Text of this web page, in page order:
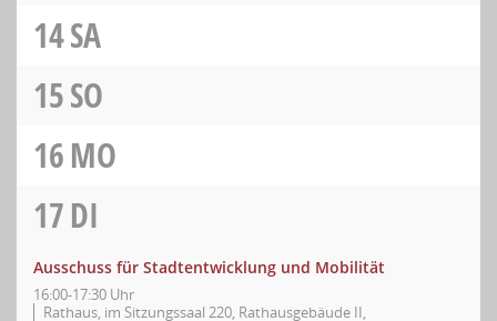
14SA
15SO
16MO
17DI
Ausschuss für Stadtentwicklung und Mobilität
16:00-17:30 Uhr
Rathaus, im Sitzungssaal 220, Rathausgebäude II,